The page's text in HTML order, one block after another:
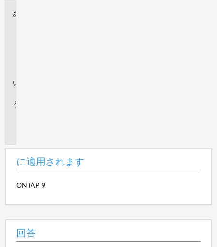
に適用されます
ONTAP 9
回答